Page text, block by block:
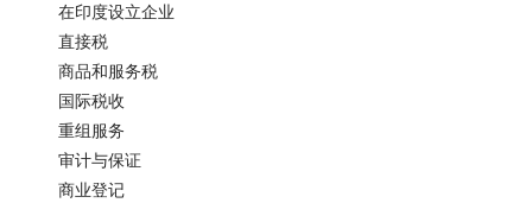
在印度设立企业
直接税
商品和服务税
国际税收
重组服务
审计与保证
商业登记